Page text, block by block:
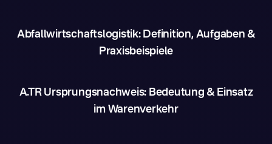
Abfallwirtschaftslogistik: Definition, Aufgaben &
Praxisbeispiele
A.TR Ursprungsnachweis: Bedeutung & Einsatz
im Warenverkehr